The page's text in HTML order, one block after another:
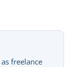
freelance